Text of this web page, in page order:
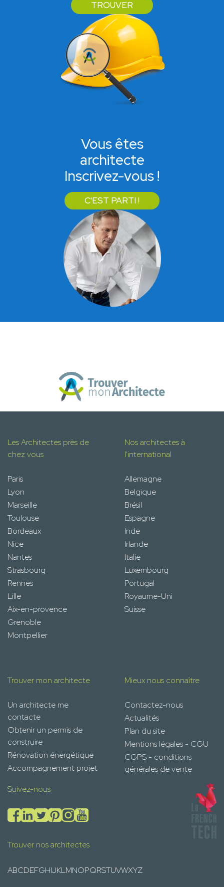
TROUVER
Vous êtes
architecte
Inscrivez-vous !
C'EST PARTI !
Les Architectes près de
chez vous
Paris
Lyon
Marseille
Toulouse
Bordeaux
Nice
Nantes
Strasbourg
Rennes
Lille
Aix-en-provence
Grenoble
Montpellier
Nos architectes à
l'international
Allemagne
Belgique
Brésil
Espagne
Inde
Irlande
Italie
Luxembourg
Portugal
Royaume-Uni
Suisse
Trouver mon architecte
Un architecte me
contacte
Obtenir un permis de
construire
Rénovation énergétique
Accompagnement projet
Mieux nous connaître
Contactez-nous
Actualités
Plan du site
Mentions légales - CGU
CGPS - conditions
générales de vente
Suivez-nous
Trouver nos architectes
ABCDEFGHIJKLMNOPQRSTUVWXYZ